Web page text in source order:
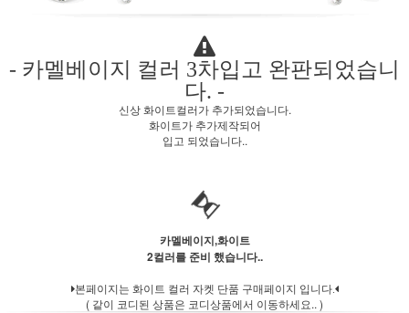
- 카멜베이지 컬러 3차입고 완판되었습니
다. -
신상 화이트컬러가 추가되었습니다.
화이트가 추가제작되어
입고 되었습니다..
카멜베이지,화이트
2컬러를 준비 했습니다..
본페이지는 화이트 컬러 자켓 단품 구매페이지 입니다.
( 같이 코디된 상품은 코디상품에서 이동하세요.. )